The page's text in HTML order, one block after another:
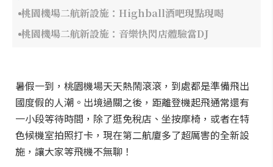
桃園機場二航新設施：Highball酒吧現點現喝
桃園機場二航新設施：音樂快閃店體驗當DJ
暑假一到，桃園機場天天熱鬧滾滾，到處都是準備飛出
國度假的人潮。出境過關之後，距離登機起飛通常還有
一小段等待時間，除了逛免稅店、坐按摩椅，或者在特
色候機室拍照打卡，現在第二航廈多了超厲害的全新設
施，讓大家等飛機不無聊！